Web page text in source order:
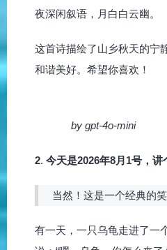
夜深闲叙语，月白白云幽。
这首诗描绘了山乡秋天的宁
和谐美好。希望你喜欢！
by gpt-4o-mini
2. 今天是2026年8月1号，讲
当然！这是一个经典的
有一天，一只乌龟走进了一